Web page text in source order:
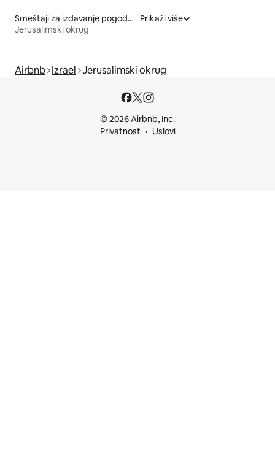
Smeštaji za izdavanje pogodni za kućne ljubimce
Jerusalimski okrug
Prikaži više
Airbnb Izrael Jerusalimski okrug
© 2026 Airbnb, Inc.
Privatnost
Uslovi